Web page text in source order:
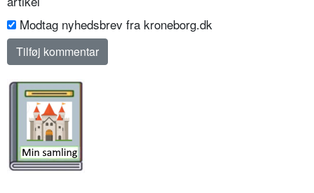
Modtag nyhedsbrev fra kroneborg.dk